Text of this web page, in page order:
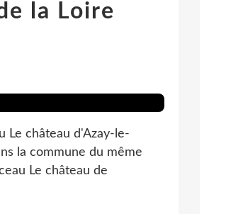
la Loire
Le château d'Azay-le-
la commune du même
Le château de